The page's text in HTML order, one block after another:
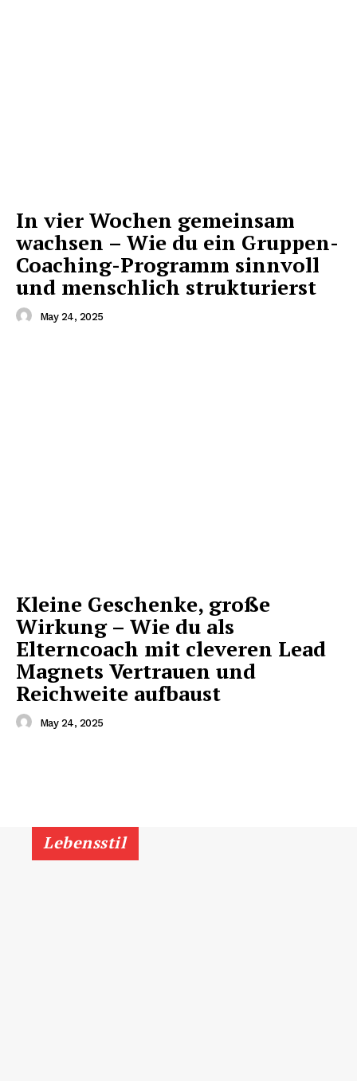
In vier Wochen gemeinsam
wachsen – Wie du ein Gruppen-
Coaching-Programm sinnvoll
und menschlich strukturierst
May 24, 2025
Kleine Geschenke, große
Wirkung – Wie du als
Elterncoach mit cleveren Lead
Magnets Vertrauen und
Reichweite aufbaust
May 24, 2025
Lebensstil